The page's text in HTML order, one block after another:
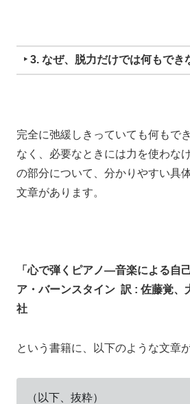
‣ 3. なぜ、脱力だけでは何もでき
完全に弛緩しきっていても何もで
なく、 必要なときには力を使わな
の部分について、分かりやすい具
文章があります。
「心で弾くピアノ―音楽による自己
ア・バーンスタイン 訳 : 佐藤覚、
社
という書籍に、 以下のような文章
（以下、抜粋）